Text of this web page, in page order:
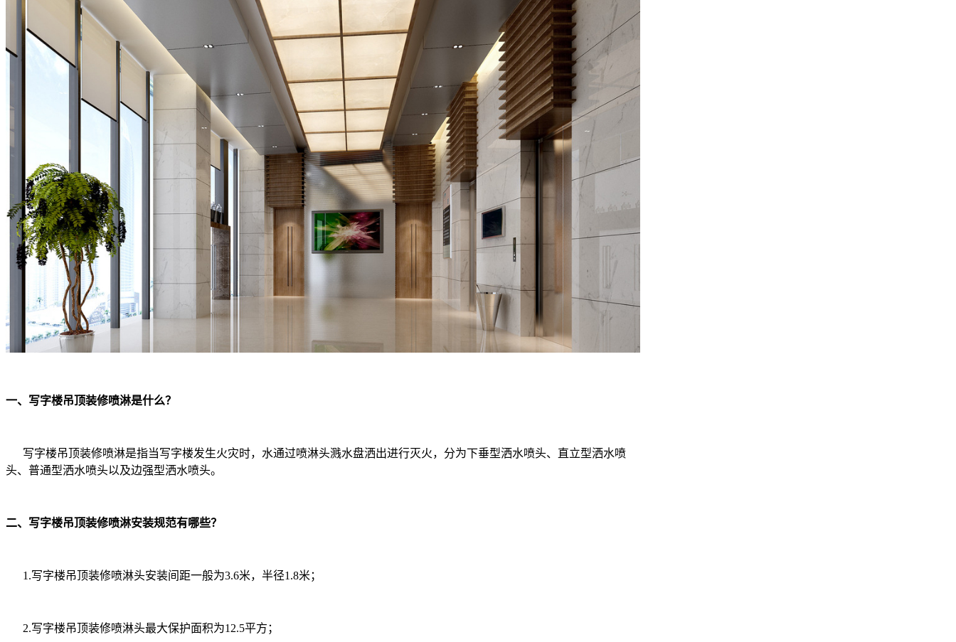
一、写字楼吊顶装修喷淋是什么？
写字楼吊顶装修喷淋是指当写字楼发生火灾时，水通过喷淋头溅水盘洒出进行灭火，分为下垂型洒水喷头、直立型洒水喷
头、普通型洒水喷头以及边强型洒水喷头。
二、写字楼吊顶装修喷淋安装规范有哪些？
1.写字楼吊顶装修喷淋头安装间距一般为3.6米，半径1.8米；
2.写字楼吊顶装修喷淋头最大保护面积为12.5平方；